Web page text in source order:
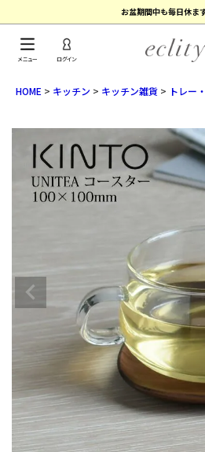
お盆期間中も毎日休ま
メニュー ログイン
HOME キッチン キッチン雑貨 トレー